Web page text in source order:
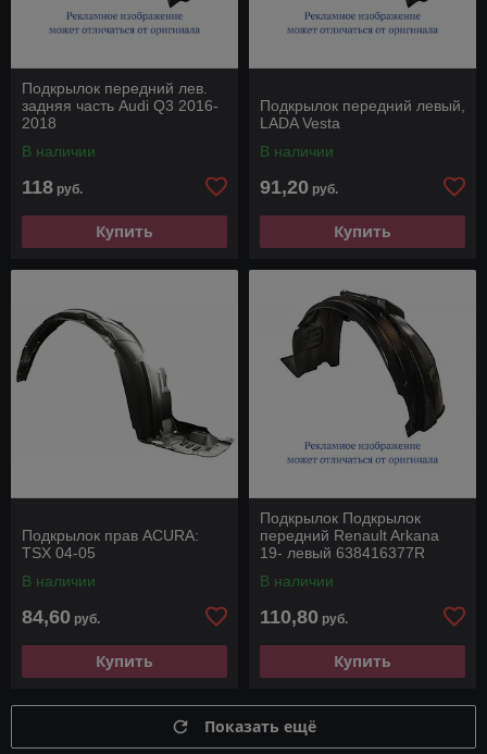
Подкрылок передний лев.
задняя часть Audi Q3 2016-
2018
В наличии
118 руб.
Купить
Подкрылок передний левый,
LADA Vesta
В наличии
91,20 руб.
Купить
Подкрылок прав ACURA:
TSX 04-05
В наличии
84,60 руб.
Купить
Подкрылок Подкрылок
передний Renault Arkana
19- левый 638416377R
В наличии
110,80 руб.
Купить
Показать ещё